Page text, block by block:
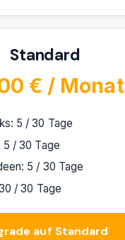
Standard
€ / Monat
5 / 30 Tage
/ 30 Tage
5 / 30 Tage
/ 30 Tage
auf Standard